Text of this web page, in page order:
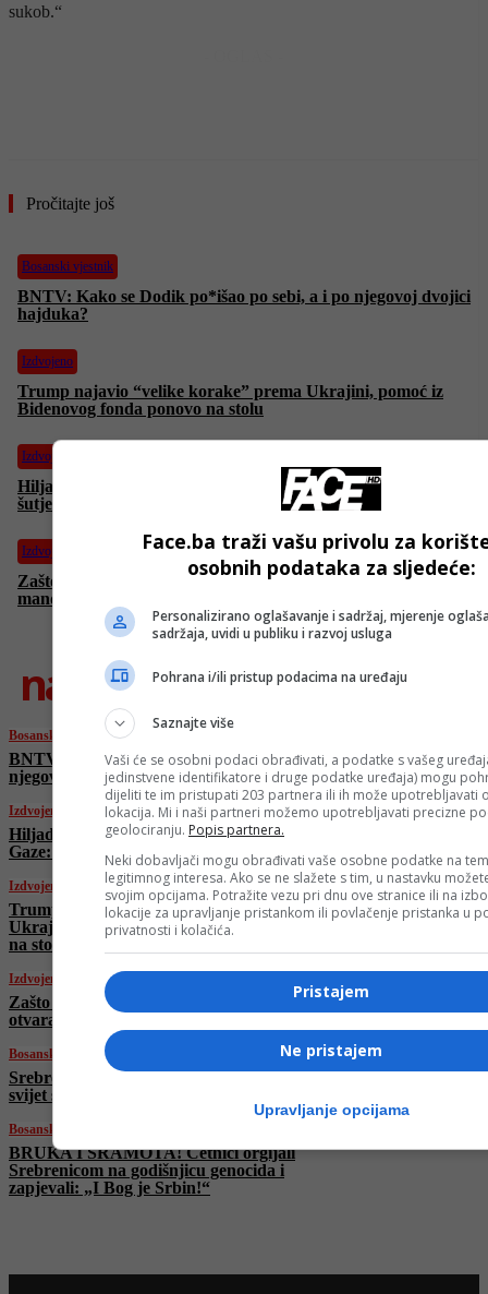
sukob.“
Pročitajte još
Bosanski vjestnik
BNTV: Kako se Dodik po*išao po sebi, a i po njegovoj dvojici
hajduka?
Izdvojeno
Trump najavio “velike korake” prema Ukrajini, pomoć iz
Bidenovog fonda ponovo na stolu
Izdvojeno
Hiljade ljudi na ulicama Stockholma zbog Gaze: “Nećemo
šutjeti dok traje genocid”
Izdvojeno
Zašto baš sada? Promjena Statuta Saveza otvara vrata trećem
mandatu Vici Zeljkoviću
najnovije
Bosanski vjestnik
BNTV: Kako se Dodik po*išao po sebi, a i po
njegovoj dvojici hajduka?
Izdvojeno
Hiljade ljudi na ulicama Stockholma zbog
Gaze: “Nećemo šutjeti dok traje genocid”
Izdvojeno
Trump najavio “velike korake” prema
Ukrajini, pomoć iz Bidenovog fonda ponovo
na stolu
Izdvojeno
Zašto baš sada? Promjena Statuta Saveza
otvara vrata trećem mandatu Vici Zeljkoviću
Bosanski vjestnik
Srebrenica i Gaza – dva lica genocida: Hoće li
svijet spriječiti istrebljenje Palestinaca?
Bosanski vjestnik
BRUKA I SRAMOTA! Četnici orgijali
Srebrenicom na godišnjicu genocida i
zapjevali: „I Bog je Srbin!“
Face.ba traži vašu privolu za
osobnih podataka za sljedeće:
Personalizirano oglašavanje i sadržaj, mjerenje
sadržaja, uvidi u publiku i razvoj usluga
Pohrana i/ili pristup podacima na uređaju
Saznajte više
Vaši će se osobni podaci obrađivati, a podatke s vašeg
jedinstvene identifikatore i druge podatke uređaja) mogu
dijeliti te im pristupati 203 partnera ili ih može upotrebljavati
lokacija. Mi i naši partneri možemo upotrebljavati precizne
geolociranju. Popis partnera.
Neki dobavljači mogu obrađivati vaše osobne podatke na
legitimnog interesa. Ako se ne slažete s tim, u nastavku
svojim opcijama. Potražite vezu pri dnu ove stranice ili na
lokacije za upravljanje pristankom ili povlačenje pristanka u
privatnosti i kolačića.
Pristajem
Ne pristajem
Upravljanje opcijama